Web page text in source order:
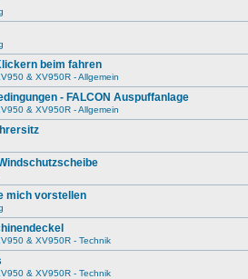
beim fahren
& XV950R - Allgemein
- FALCON Auspuffanlage
& XV950R - Allgemein
mich vorstellen
& XV950R - Technik
& XV950R - Technik